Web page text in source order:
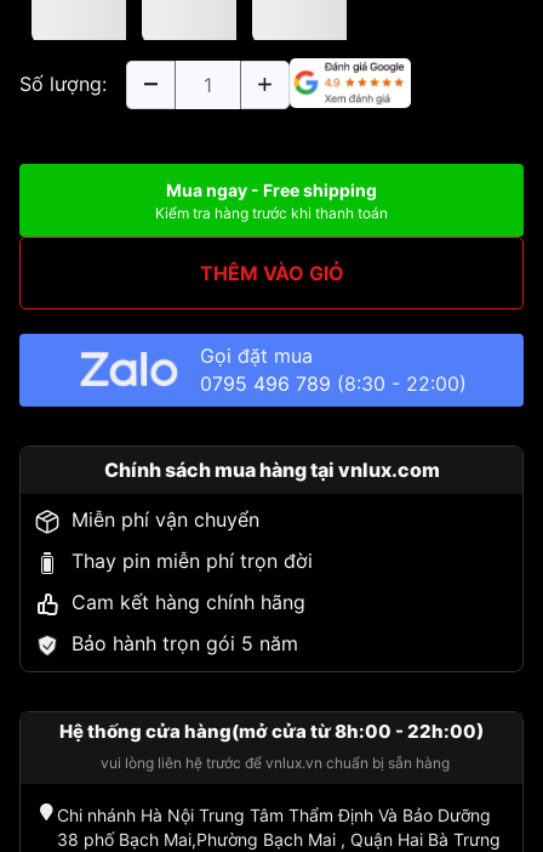
Số lượng:
Mua ngay - Free shipping
Kiểm tra hàng trước khi thanh toán
THÊM VÀO GIỎ
Gọi đặt mua
0795 496 789 (8:30 - 22:00)
Chính sách mua hàng tại vnlux.com
Miễn phí vận chuyển
Thay pin miễn phí trọn đời
Cam kết hàng chính hãng
Bảo hành trọn gói 5 năm
Hệ thống cửa hàng(mở cửa từ 8h:00 - 22h:00)
vui lòng liên hệ trước để vnlux.vn chuẩn bị sẵn hàng
Chi nhánh Hà Nội Trung Tâm Thẩm Định Và Bảo Dưỡng
38 phố Bạch Mai,Phường Bạch Mai , Quận Hai Bà Trưng